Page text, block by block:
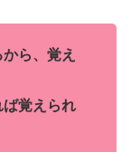
ら、覚え
ば覚えられ